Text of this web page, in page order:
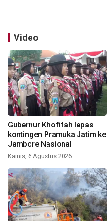
Video
Gubernur Khofifah lepas
kontingen Pramuka Jatim ke
Jambore Nasional
Kamis, 6 Agustus 2026